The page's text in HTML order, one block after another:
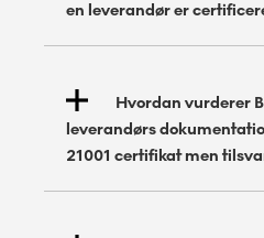
en leverandør er
Hvordan vurderer
leverandørs
21001 certifikat men